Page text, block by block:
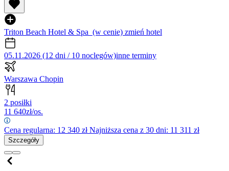
Triton Beach Hotel & Spa (w cenie) zmień hotel
05.11.2026 (12 dni / 10 noclegów)inne terminy
Warszawa Chopin
2 posiłki
11 640zł/os.
Cena regularna: 12 340 złNajniższa cena z 30 dni: 11 311 zł
Szczegóły